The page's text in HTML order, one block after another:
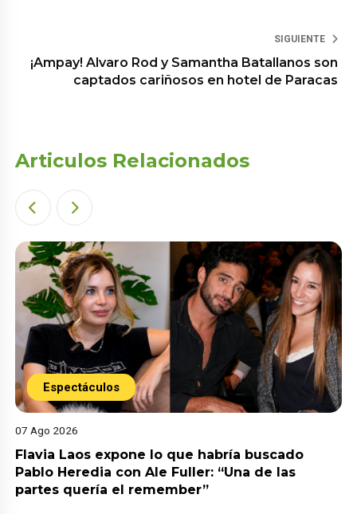
SIGUIENTE
¡Ampay! Alvaro Rod y Samantha Batallanos son
captados cariñosos en hotel de Paracas
Articulos Relacionados
Espectáculos
07 Ago 2026
Flavia Laos expone lo que habría buscado
Pablo Heredia con Ale Fuller: “Una de las
partes quería el remember”